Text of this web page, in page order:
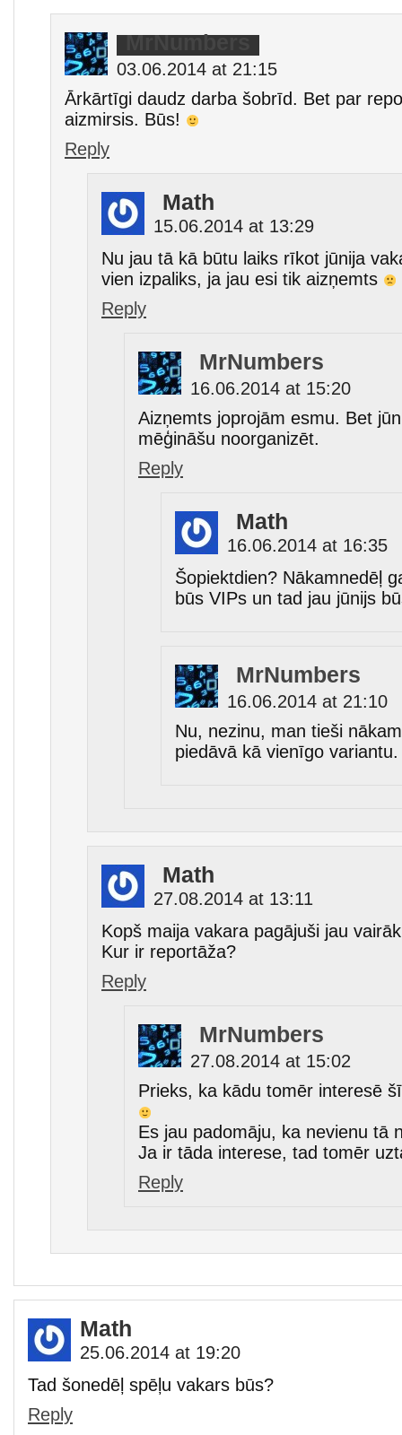
MrNumbers
03.06.2014 at 21:15
Ārkārtīgi daudz darba šobrīd. Bet par
aizmirsis. Būs!
Reply
Math
15.06.2014 at 13:29
Nu jau tā kā būtu laiks rīkot jūnija
vien izpaliks, ja jau esi tik aizņemts
Reply
MrNumbers
16.06.2014 at 15:20
Aizņemts joprojām esmu. Bet
mēģināšu noorganizēt.
Reply
Math
16.06.2014 at 16:35
Šopiektdien? Nākamnedēļ
būs VIPs un tad jau jūnijs
MrNumbers
16.06.2014 at 21:10
Nu, nezinu, man tieši
piedāvā kā vienīgo variantu.
Math
27.08.2014 at 13:11
Kopš maija vakara pagājuši jau
Kur ir reportāža?
Reply
MrNumbers
27.08.2014 at 15:02
Prieks, ka kādu tomēr interesē
Es jau padomāju, ka nevienu tā
Ja ir tāda interese, tad tomēr
Reply
Math
25.06.2014 at 19:20
Tad šonedēļ spēļu vakars būs?
Reply